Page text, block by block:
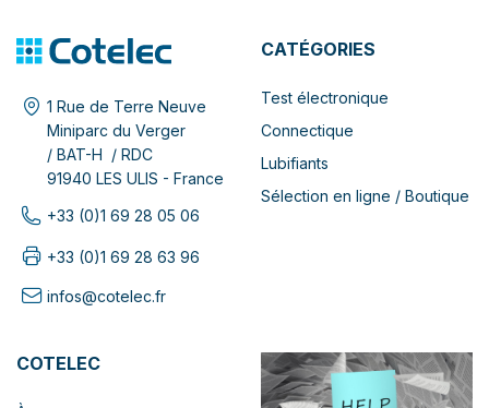
1 Rue de Terre Neuve
Miniparc du Verger
/ BAT-H / RDC
91940 LES ULIS - France
+33 (0)1 69 28 05 06
+33 (0)1 69 28 63 96
infos@cotelec.fr
CATÉGORIES
Test électronique
Connectique
Lubifiants
Sélection en ligne / Boutique
COTELEC